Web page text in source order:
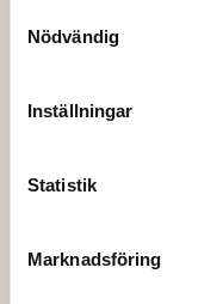
Nödvändig
Inställningar
Statistik
Marknadsföring